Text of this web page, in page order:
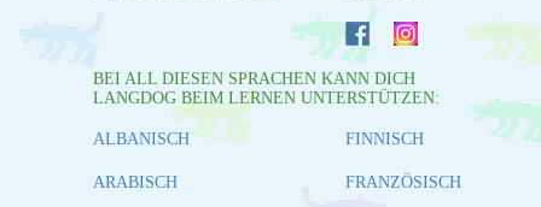
BEI ALL DIESEN SPRACHEN KANN DICH
LANGDOG BEIM LERNEN UNTERSTÜTZEN:
ALBANISCH
ARABISCH
FINNISCH
FRANZÖSISCH